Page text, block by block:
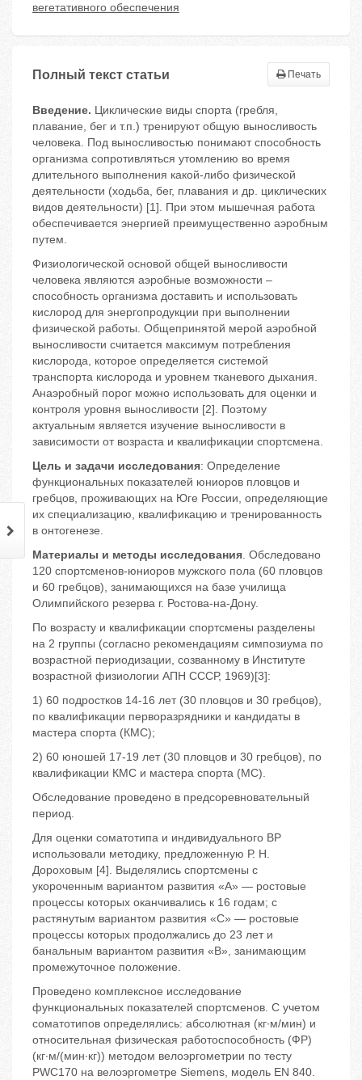
вегетативного обеспечения
Полный текст статьи Печать
Введение. Циклические виды спорта (гребля,
плавание, бег и т.п.) тренируют общую выносливость
человека. Под выносливостью понимают способность
организма сопротивляться утомлению во время
длительного выполнения какой-либо физической
деятельности (ходьба, бег, плавания и др. циклических
видов деятельности) [1]. При этом мышечная работа
обеспечивается энергией преимущественно аэробным
путем.
Физиологической основой общей выносливости
человека являются аэробные возможности –
способность организма доставить и использовать
кислород для энергопродукции при выполнении
физической работы. Общепринятой мерой аэробной
выносливости считается максимум потребления
кислорода, которое определяется системой
транспорта кислорода и уровнем тканевого дыхания.
Анаэробный порог можно использовать для оценки и
контроля уровня выносливости [2]. Поэтому
актуальным является изучение выносливости в
зависимости от возраста и квалификации спортсмена.
Цель и задачи исследования: Определение
функциональных показателей юниоров пловцов и
гребцов, проживающих на Юге России, определяющие
их специализацию, квалификацию и тренированность
в онтогенезе.
Материалы и методы исследования. Обследовано
120 спортсменов-юниоров мужского пола (60 пловцов
и 60 гребцов), занимающихся на базе училища
Олимпийского резерва г. Ростова-на-Дону.
По возрасту и квалификации спортсмены разделены
на 2 группы (согласно рекомендациям симпозиума по
возрастной периодизации, созванному в Институте
возрастной физиологии АПН СССР, 1969)[3]:
1) 60 подростков 14-16 лет (30 пловцов и 30 гребцов),
по квалификации перворазрядники и кандидаты в
мастера спорта (КМС);
2) 60 юношей 17-19 лет (30 пловцов и 30 гребцов), по
квалификации КМС и мастера спорта (МС).
Обследование проведено в предсоревновательный
период.
Для оценки соматотипа и индивидуального ВР
использовали методику, предложенную Р. Н.
Дороховым [4]. Выделялись спортсмены с
укороченным вариантом развития «А» — ростовые
процессы которых оканчивались к 16 годам; с
растянутым вариантом развития «С» — ростовые
процессы которых продолжались до 23 лет и
банальным вариантом развития «В», занимающим
промежуточное положение.
Проведено комплексное исследование
функциональных показателей спортсменов. С учетом
соматотипов определялись: абсолютная (кг∙м/мин) и
относительная физическая работоспособность (ФР)
(кг∙м/(мин∙кг)) методом велоэргометрии по тесту
РWС170 на велоэргометре Siemens, модель EN 840.